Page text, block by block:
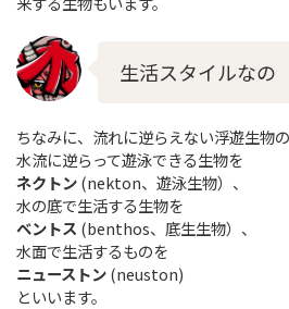
生活スタイルなの
ちなみに、流れに逆らえない浮遊生物
水流に逆らって遊泳できる生物を
ネクトン(nekton、遊泳生物）、
水の底で生活する生物を
ベントス (benthos、底生生物）、
水面で生活するものを
ニューストン(neuston)
といいます。